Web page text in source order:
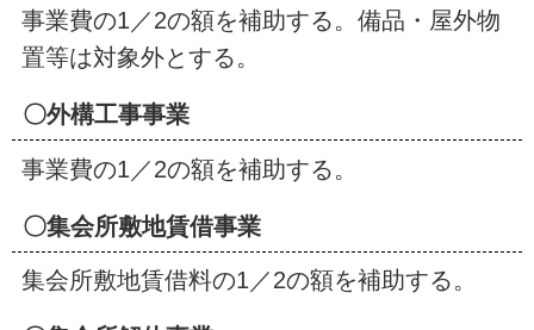
事業費の1／2の額を補助する。備品・屋外物
置等は対象外とする。
〇外構工事事業
事業費の1／2の額を補助する。
〇集会所敷地賃借事業
集会所敷地賃借料の1／2の額を補助する。